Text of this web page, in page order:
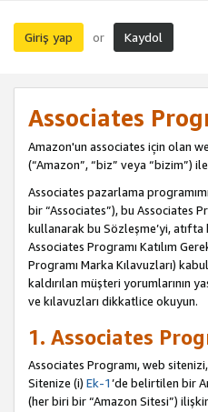
Giriş yap or Kaydol
Associates
Amazon'un associates için olan
(“Amazon”, “biz” veya “bizim”)
Associates pazarlama
bir “Associates”), bu Associates
kullanarak bu Sözleşme’yi,
Associates Programı Katılım
Programı Marka Kılavuzları)
kaldırılan müşteri yorumlarının
ve kılavuzları dikkatlice okuyun.
1. Associates
Associates Programı, web
Sitenize (i) Ek-1’de belirtilen bir
(her biri bir “Amazon Sitesi”)